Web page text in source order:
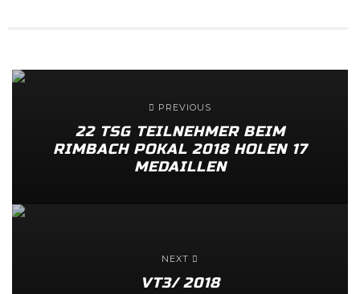
PREVIOUS
22 TSG TEILNEHMER BEIM
RIMBACH POKAL 2018 HOLEN 17
MEDAILLEN
NEXT
VT3/ 2018